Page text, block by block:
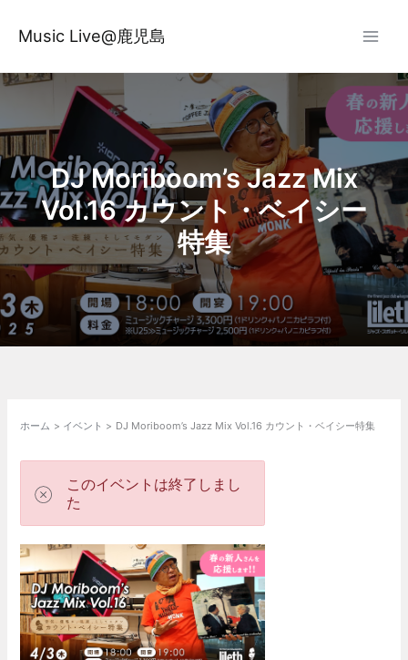
ス
プ
Music Live@鹿児島
DJ Moriboom’s Jazz Mix
Vol.16 カウント・ベイシー
特集
ホーム イベント DJ Moriboom’s Jazz Mix Vol.16 カウント・ベイシー特集
このイベントは終了しまし
た